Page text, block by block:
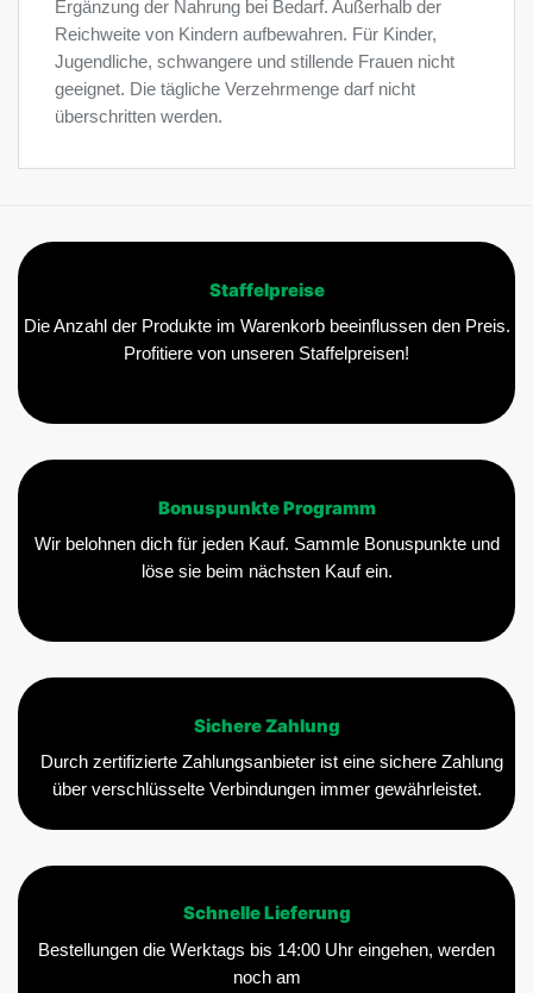
Ergänzung der Nahrung bei Bedarf. Außerhalb der
Reichweite von Kindern aufbewahren. Für Kinder,
Jugendliche, schwangere und stillende Frauen nicht
geeignet. Die tägliche Verzehrmenge darf nicht
überschritten werden.
Staffelpreise
Die Anzahl der Produkte im Warenkorb beeinflussen den Preis.
Profitiere von unseren Staffelpreisen!
Bonuspunkte Programm
Wir belohnen dich für jeden Kauf. Sammle Bonuspunkte und
löse sie beim nächsten Kauf ein.
Sichere Zahlung
Durch zertifizierte Zahlungsanbieter ist eine sichere Zahlung
über verschlüsselte Verbindungen immer gewährleistet.
Schnelle Lieferung
Bestellungen die Werktags bis 14:00 Uhr eingehen, werden
noch am